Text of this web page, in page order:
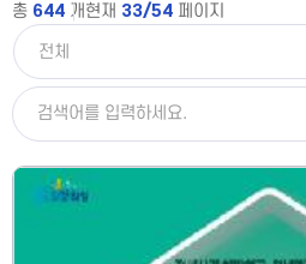
총 644 개현재 33/54 페이지